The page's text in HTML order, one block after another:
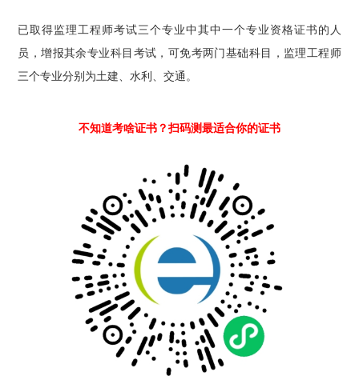
已取得监理工程师考试三个专业中其中一个专业资格证书的人
员，增报其余专业科目考试，可免考两门基础科目，监理工程师
三个专业分别为土建、水利、交通。
不知道考啥证书？扫码测最适合你的证书